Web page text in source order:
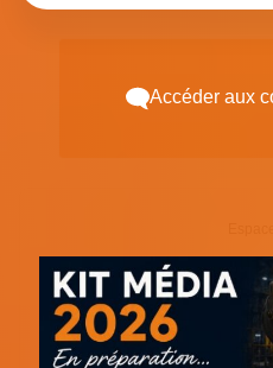
Accéder aux